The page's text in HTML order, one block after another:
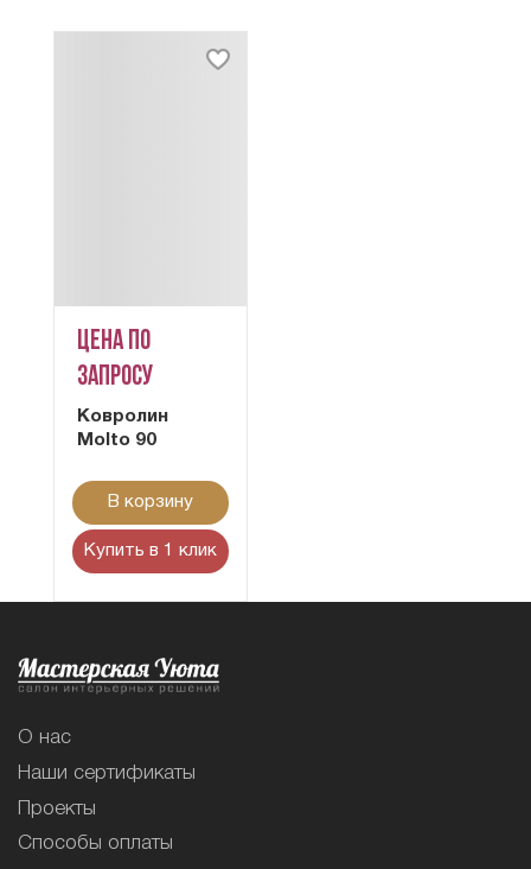
Цена по
запросу
Ковролин
Molto 90
В корзину
Купить в 1 клик
О нас
Наши сертификаты
Проекты
Способы оплаты